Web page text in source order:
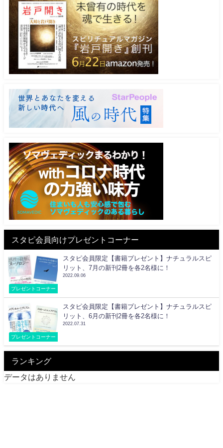
スタピ会員向けプレゼントコーナー
プレゼントコーナー
スタピ会員限定【書籍プレゼント】ナチュラルスピ
リット、7月の新刊2冊を各2名様に！
2022.09.06
プレゼントコーナー
スタピ会員限定【書籍プレゼント】ナチュラルスピ
リット、6月の新刊2冊を各2名様に！
2022.07.31
ランキング
データはありません